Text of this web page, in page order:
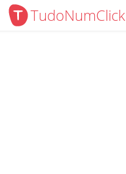
TudoNumClick